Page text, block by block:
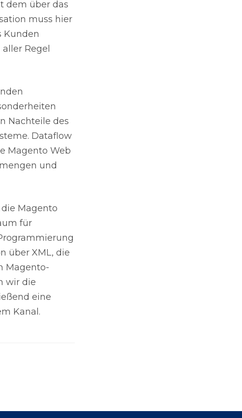
dem über das
muss hier
Kunden
Regel
Nachteile des
Dataflow
Magento Web
und
Magento
für
über XML, die
Magento-
wir die
eine
Kanal.